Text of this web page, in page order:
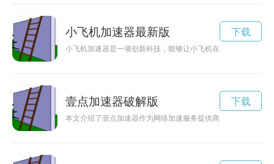
小飞机加速器最新版
小飞机加速器是一项创新科技，能够让小飞机在空中加速飞行
下载
壹点加速器破解版
本文介绍了壹点加速器作为网络加速服务提供商，如何通过技
下载